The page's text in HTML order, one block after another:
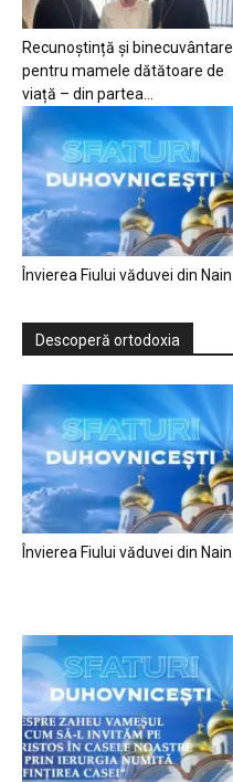
Recunoștință și binecuvântare
pentru mamele dătătoare de
viață – din partea...
Învierea Fiului văduvei din Nain
Descoperă ortodoxia
Învierea Fiului văduvei din Nain